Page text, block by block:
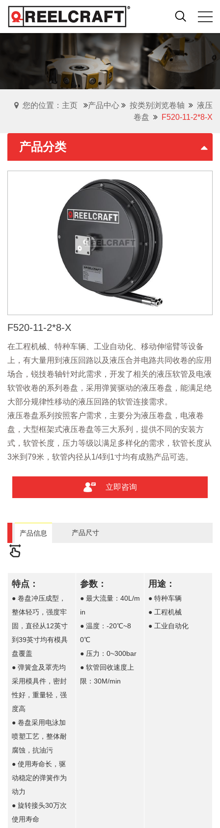
您的位置：主页 产品中心 按类别浏览卷轴
液压
卷盘
F520-11-2*8-X
产品分类
F520-11-2*8-X
在工程机械、特种车辆、工业自动化、移动伸缩臂等设备
上，有大量用到液压回路以及液压合并电路共同收卷的应用
场合，锐技卷轴针对此需求，开发了相关的液压软管及电液
软管收卷的系列卷盘，采用弹簧驱动的液压卷盘，能满足绝
大部分规律性移动的液压回路的软管连接需求。
液压卷盘系列按照客户需求，主要分为液压卷盘，电液卷
盘，大型框架式液压卷盘等三大系列，提供不同的安装方
式，软管长度，压力等级以满足多样化的需求，软管长度从
3米到79米，软管内径从1/4到1寸均有成熟产品可选。
立即咨询
产品信息 产品尺寸
特点：
● 卷盘冲压成型，
整体轻巧，强度牢
固，直径从12英寸
到39英寸均有模具
盘覆盖
● 弹簧盒及罩壳均
采用模具件，密封
性好，重量轻，强
度高
● 卷盘采用电泳加
喷塑工艺，整体耐
腐蚀，抗油污
● 使用寿命长，驱
动稳定的弹簧作为
动力
● 旋转接头30万次
使用寿命
参数：
● 最大流量：40L/m
in
● 温度：-20℃~8
0℃
● 压力：0~300bar
● 软管回收速度上
限：30M/min
用途：
● 特种车辆
● 工程机械
● 工业自动化